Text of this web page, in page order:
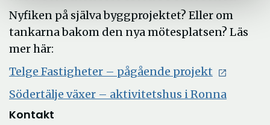
Nyfiken på själva byggprojektet? Eller om
tankarna bakom den nya mötesplatsen? Läs
mer här:
Telge Fastigheter – pågående projekt
Södertälje växer – aktivitetshus i Ronna
Kontakt